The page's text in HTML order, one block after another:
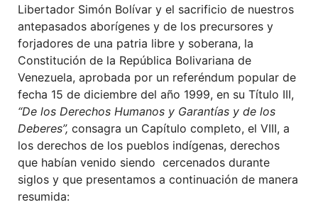
Libertador Simón Bolívar y el sacrificio de nuestros
antepasados aborígenes y de los precursores y
forjadores de una patria libre y soberana, la
Constitución de la República Bolivariana de
Venezuela, aprobada por un referéndum popular de
fecha 15 de diciembre del año 1999, en su Título III,
“De los Derechos Humanos y Garantías y de los
Deberes”, consagra un Capítulo completo, el VIII, a
los derechos de los pueblos indígenas, derechos
que habían venido siendo cercenados durante
siglos y que presentamos a continuación de manera
resumida: